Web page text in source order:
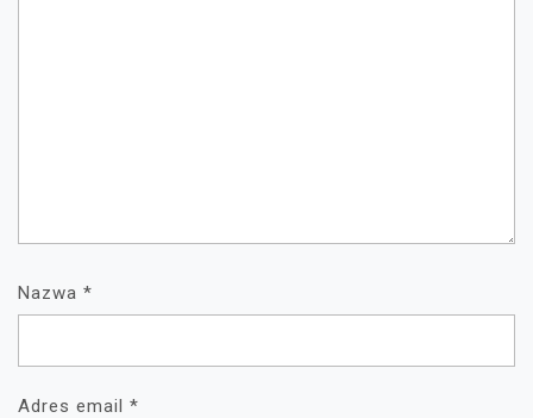
Nazwa *
Adres email *